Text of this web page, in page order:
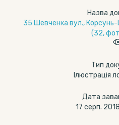
Назва
35 Шевченка вул., Корсунь-
(32,
Тип
Ілюстрація
Дата
17 серп.